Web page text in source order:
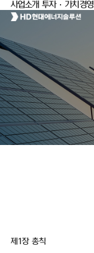
사업소개 투자·가치경영
제1장 총칙